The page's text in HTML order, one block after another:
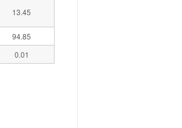
13.45
94.85
0.01